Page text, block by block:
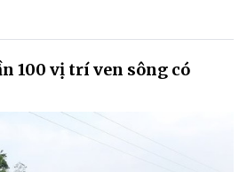
100 vị trí ven sông có